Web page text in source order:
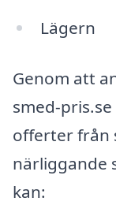
Lägern
Genom att
smed-
offerter från
närliggande
kan: